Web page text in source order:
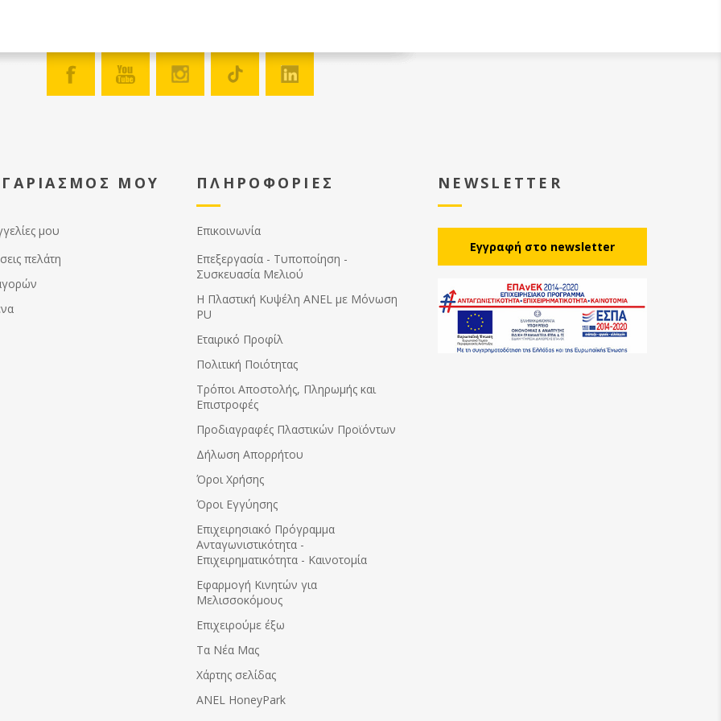
ΜΟΥ
μου
πελάτη
ΠΛΗΡΟΦΟΡΙΕΣ
Επικοινωνία
Επεξεργασία - Τυποποίηση -
Συσκευασία Μελιού
Η Πλαστική Κυψέλη ANEL με Μόνωση
PU
Εταιρικό Προφίλ
Πολιτική Ποιότητας
Τρόποι Αποστολής, Πληρωμής και
Επιστροφές
Προδιαγραφές Πλαστικών Προϊόντων
Δήλωση Απορρήτου
Όροι Χρήσης
Όροι Εγγύησης
Eπιχειρησιακό Πρόγραμμα
Ανταγωνιστικότητα -
Επιχειρηματικότητα - Καινοτομία
Εφαρμογή Κινητών για
Μελισσοκόμους
Επιχειρούμε έξω
Τα Νέα Μας
Χάρτης σελίδας
ANEL HoneyPark
NEWSLETTER
Eγγραφή στο newsletter